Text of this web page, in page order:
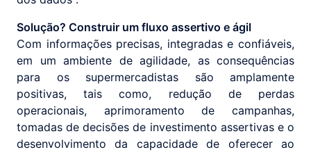
Solução? Construir um fluxo assertivo e ágil
Com informações precisas, integradas e confiáveis,
em um ambiente de agilidade, as consequências
para os supermercadistas são amplamente
positivas, tais como, redução de perdas
operacionais, aprimoramento de campanhas,
tomadas de decisões de investimento assertivas e o
desenvolvimento da capacidade de oferecer ao